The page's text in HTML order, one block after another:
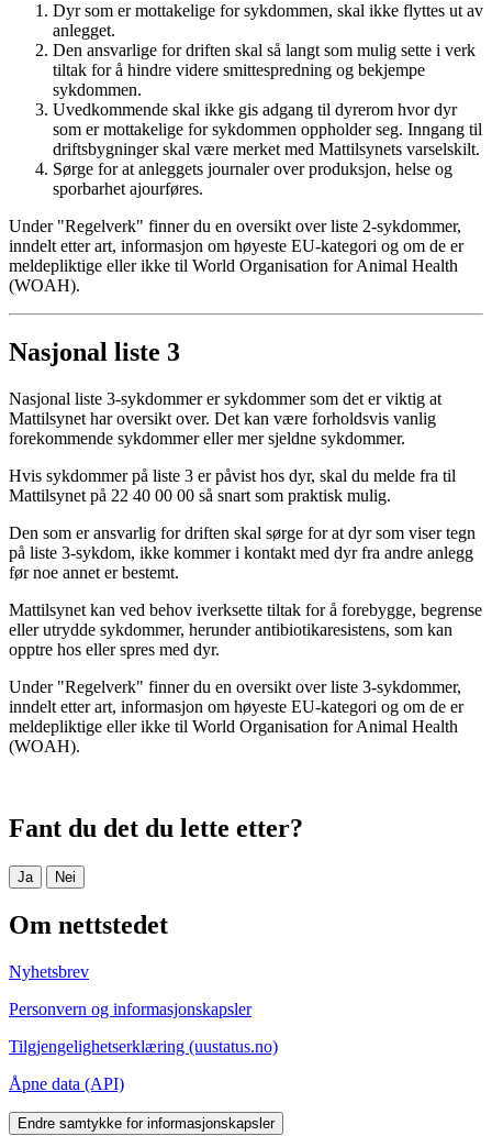
Dyr som er mottakelige for sykdommen, skal ikke flyttes ut av
anlegget.
Den ansvarlige for driften skal så langt som mulig sette i verk
tiltak for å hindre videre smittespredning og bekjempe
sykdommen.
Uvedkommende skal ikke gis adgang til dyrerom hvor dyr
som er mottakelige for sykdommen oppholder seg. Inngang til
driftsbygninger skal være merket med Mattilsynets varselskilt.
Sørge for at anleggets journaler over produksjon, helse og
sporbarhet ajourføres.
Under "Regelverk" finner du en oversikt over liste 2-sykdommer,
inndelt etter art, informasjon om høyeste EU-kategori og om de er
meldepliktige eller ikke til World Organisation for Animal Health
(WOAH).
Nasjonal liste 3
Nasjonal liste 3-sykdommer er sykdommer som det er viktig at
Mattilsynet har oversikt over. Det kan være forholdsvis vanlig
forekommende sykdommer eller mer sjeldne sykdommer.
Hvis sykdommer på liste 3 er påvist hos dyr, skal du melde fra til
Mattilsynet på 22 40 00 00 så snart som praktisk mulig.
Den som er ansvarlig for driften skal sørge for at dyr som viser tegn
på liste 3-sykdom, ikke kommer i kontakt med dyr fra andre anlegg
før noe annet er bestemt.
Mattilsynet kan ved behov iverksette tiltak for å forebygge, begrense
eller utrydde sykdommer, herunder antibiotikaresistens, som kan
opptre hos eller spres med dyr.
Under "Regelverk" finner du en oversikt over liste 3-sykdommer,
inndelt etter art, informasjon om høyeste EU-kategori og om de er
meldepliktige eller ikke til World Organisation for Animal Health
(WOAH).
Fant du det du lette etter?
Ja Nei
Om nettstedet
Nyhetsbrev
Personvern og informasjonskapsler
Tilgjengelighetserklæring (uustatus.no)
Åpne data (API)
Endre samtykke for informasjonskapsler